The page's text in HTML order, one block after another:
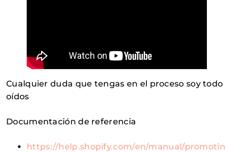
Cualquier duda que tengas en el proceso soy todo
oídos
Documentación de referencia
https://help.shopify.com/en/manual/promotin